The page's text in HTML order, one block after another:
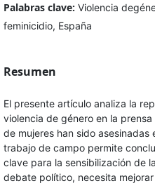
Palabras clave: Violencia
feminicidio, España
Resumen
El presente artículo analiza la
violencia de género en la
de mujeres han sido asesinadas
trabajo de campo permite
clave para la sensibilización de
debate político, necesita